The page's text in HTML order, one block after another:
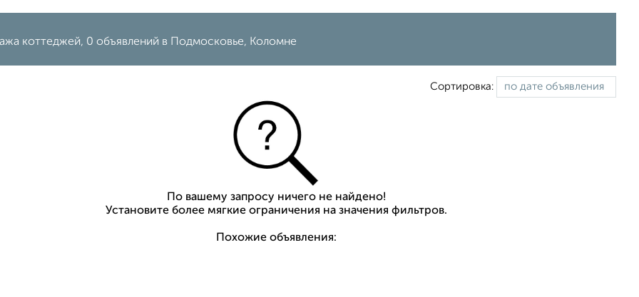
коттеджей, 0 объявлений в Подмосковье, Коломне
Сортировка:
По вашему запросу ничего не найдено!
Установите более мягкие ограничения на значения фильтров.
Похожие объявления: